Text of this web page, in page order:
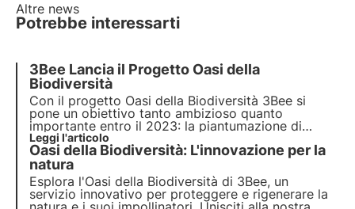
Altre news
Potrebbe interessarti
3Bee Lancia il Progetto Oasi della
Biodiversità
Con il progetto Oasi della Biodiversità 3Bee si
pone un obiettivo tanto ambizioso quanto
importante entro il 2023: la piantumazione di
100.000 alberi autoctoni
nettare a un equivalente di circa 3.500 alveari,
assorbendo circa 10 mila tonnellate di CO2
all'anno.
Leggi l'articolo
Oasi della Biodiversità: L'innovazione per la
natura
Esplora l'Oasi della Biodiversità di 3Bee, un
servizio innovativo per proteggere e rigenerare la